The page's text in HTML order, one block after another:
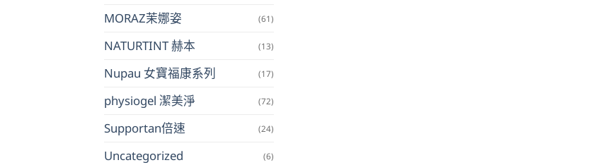
MORAZ茉娜姿 (61)
NATURTINT 赫本 (13)
Nupau 女寶福康系列 (17)
physiogel 潔美淨 (72)
Supportan倍速 (24)
Uncategorized (6)